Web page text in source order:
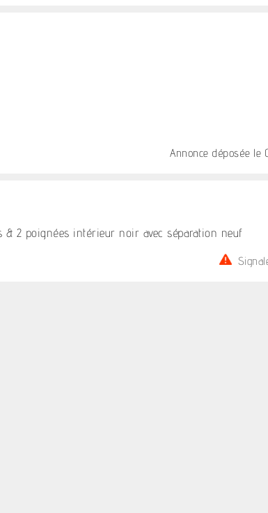
Annonce déposée le
& 2 poignées intérieur noir avec séparation neuf